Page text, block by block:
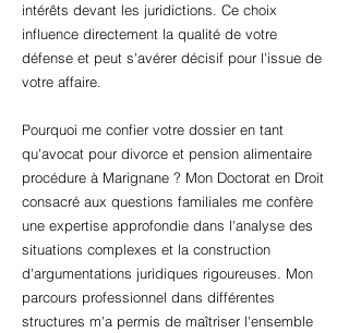
intérêts devant les juridictions. Ce choix
influence directement la qualité de votre
défense et peut s'avérer décisif pour l'issue de
votre affaire.
Pourquoi me confier votre dossier en tant
qu'avocat pour divorce et pension alimentaire
procédure à Marignane ? Mon Doctorat en Droit
consacré aux questions familiales me confère
une expertise approfondie dans l'analyse des
situations complexes et la construction
d'argumentations juridiques rigoureuses. Mon
parcours professionnel dans différentes
structures m'a permis de maîtriser l'ensemble